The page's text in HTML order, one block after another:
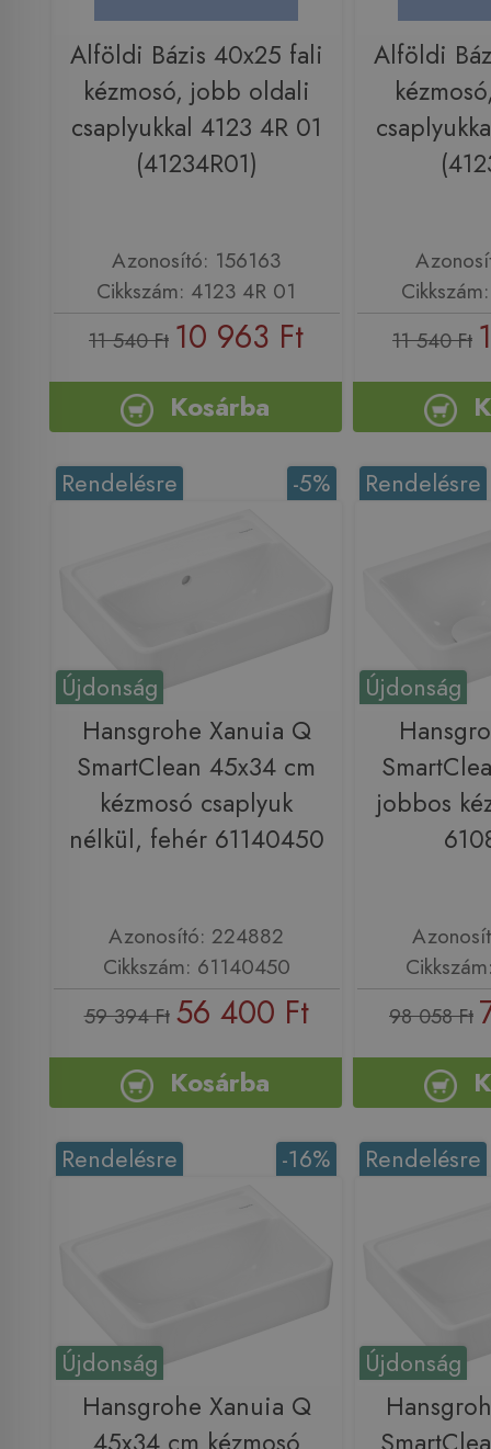
Alföldi Bázis 40x25 fali
kézmosó, jobb oldali
csaplyukkal 4123 4R 01
(41234R01)
Azonosító: 156163
Cikkszám: 4123 4R 01
11 540 Ft 10 963 Ft
Kosárba
Alföldi
11 540 Ft
Újdonság
-5%
Rendelésre
Hansgrohe Xanuia Q
SmartClean 45x34 cm
kézmosó csaplyuk
nélkül, fehér 61140450
Azonosító: 224882
Cikkszám: 61140450
59 394 Ft 56 400 Ft
Kosárba
Újdonság
Rendelésre
jobbos
98 058 Ft
Újdonság
-16%
Rendelésre
Hansgrohe Xanuia Q
Újdonság
Rendelésre